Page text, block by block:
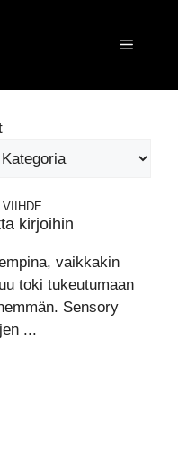
Valikko
VIIHDE
kirjoihin
vaikkakin
toki tukeutumaan
Sensory
...